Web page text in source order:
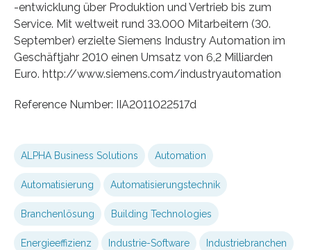
-entwicklung über Produktion und Vertrieb bis zum
Service. Mit weltweit rund 33.000 Mitarbeitern (30.
September) erzielte Siemens Industry Automation im
Geschäftjahr 2010 einen Umsatz von 6,2 Milliarden
Euro. http://www.siemens.com/industryautomation
Reference Number: IIA2011022517d
ALPHA Business Solutions Automation
Automatisierung Automatisierungstechnik
Branchenlösung Building Technologies
Energieeffizienz Industrie-Software Industriebranchen